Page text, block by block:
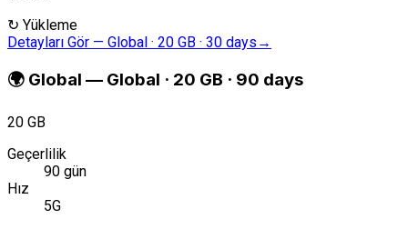
↻ Yükleme
Detayları Gör — Global · 20 GB · 30 days →
🌍 Global — Global · 20 GB · 90 days
20 GB
Geçerlilik
90 gün
Hız
5G